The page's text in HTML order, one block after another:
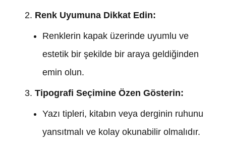
Renk Uyumuna Dikkat Edin:
Renklerin kapak üzerinde uyumlu ve
estetik bir şekilde bir araya geldiğinden
emin olun.
Tipografi Seçimine Özen Gösterin:
Yazı tipleri, kitabın veya derginin ruhunu
yansıtmalı ve kolay okunabilir olmalıdır.